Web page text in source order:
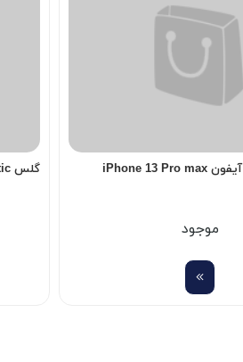
موجود
گلس Anti Static آیفون iPhone 12 / 12 Pro